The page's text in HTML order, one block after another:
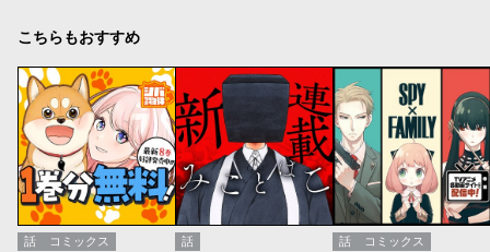
こちらもおすすめ
話 コミックス 話 話 コミックス